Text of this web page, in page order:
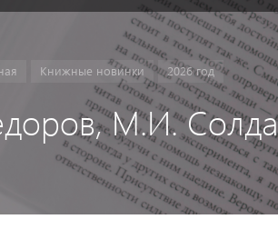
Книжные новинки 2026 год
М.И.